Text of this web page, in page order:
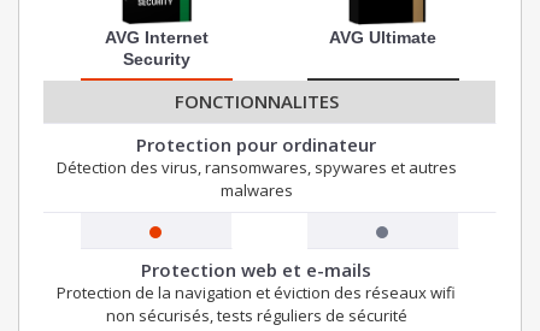
AVG Internet
Security
AVG Ultimate
FONCTIONNALITES
Protection pour ordinateur
Détection des virus, ransomwares, spywares et autres
malwares
Protection web et e-mails
Protection de la navigation et éviction des réseaux wifi
non sécurisés, tests réguliers de sécurité